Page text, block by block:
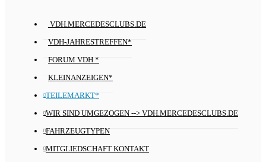
VDH.MERCEDESCLUBS.DE
VDH-JAHRESTREFFEN*
FORUM VDH *
KLEINANZEIGEN*
TEILEMARKT*
WIR SIND UMGEZOGEN --> VDH.MERCEDESCLUBS.DE
FAHRZEUGTYPEN
MITGLIEDSCHAFT KONTAKT